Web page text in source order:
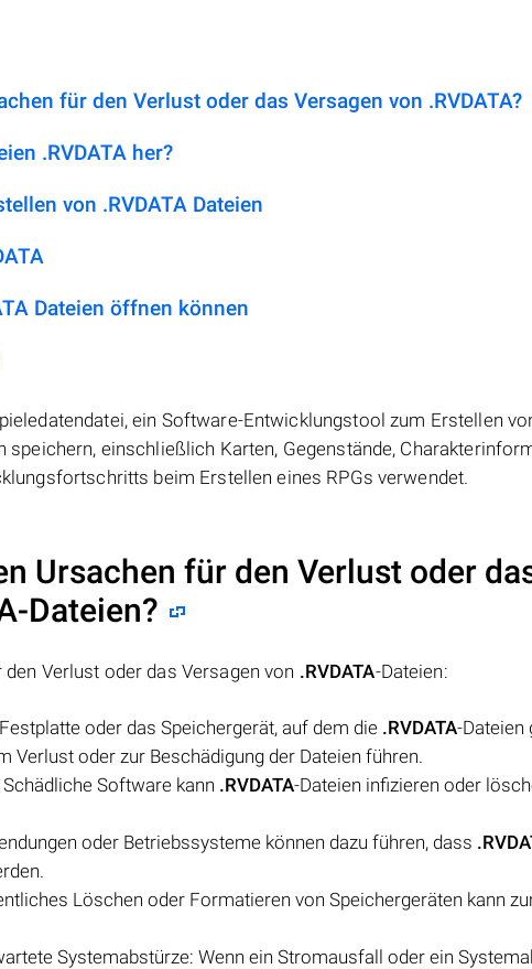
für den Verlust oder das Versagen von .RVDATA?
.RVDATA her?
von .RVDATA Dateien
Dateien öffnen können
ein Software-Entwicklungstool zum Erstellen
speichern, einschließlich Karten, Gegenstände,
beim Erstellen eines RPGs verwendet.
Ursachen für den Verlust oder
-Dateien?
Verlust oder das Versagen von .RVDATA-Dateien:
oder das Speichergerät, auf dem die .RVDATA-Dateien
Verlust oder zur Beschädigung der Dateien führen.
Software kann .RVDATA-Dateien infizieren oder
oder Betriebssysteme können dazu führen, dass
Löschen oder Formatieren von Speichergeräten kann
Systemabstürze: Wenn ein Stromausfall oder ein